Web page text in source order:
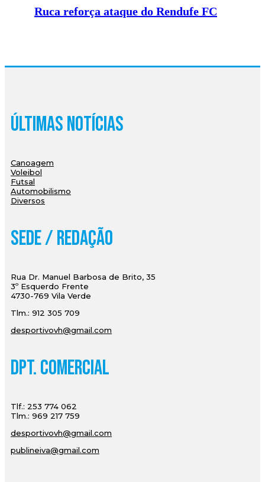
Ruca reforça ataque do Rendufe FC
Últimas Notícias
Canoagem
Voleibol
Futsal
Automobilismo
Diversos
Sede / Redação
Rua Dr. Manuel Barbosa de Brito, 35
3º Esquerdo Frente
4730-769 Vila Verde
Tlm.: 912 305 709
desportivovh@gmail.com
Dpt. Comercial
Tlf.: 253 774 062
Tlm.: 969 217 759
desportivovh@gmail.com
publineiva@gmail.com